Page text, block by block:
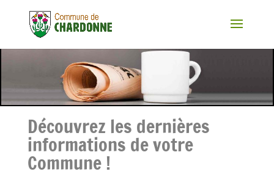
Découvrez les dernières
informations de votre
Commune !